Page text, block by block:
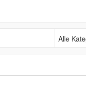
Alle